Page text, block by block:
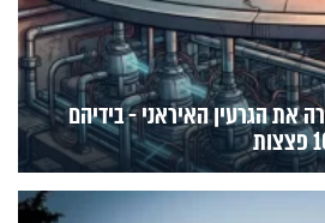
את הגרעין האיראני - בידיהם